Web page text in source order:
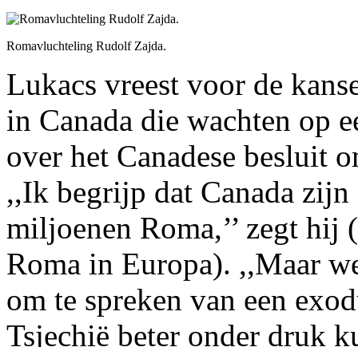
Romavluchteling Rudolf Zajda.
Lukacs vreest voor de
in Canada die wachten op
over het Canadese besluit
,,Ik begrijp dat Canada
miljoenen Roma,’’ zegt
Roma in Europa). ,,Maar
om te spreken van een
Tsjechië beter onder druk